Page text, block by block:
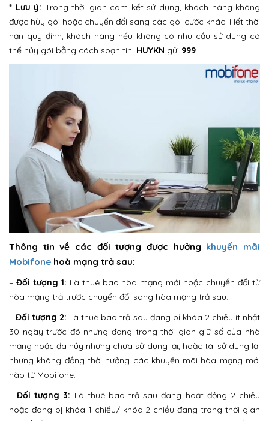
* Lưu ý: Trong thời gian cam kết sử dụng, khách hàng không
được hủy gói hoặc chuyển đổi sang các gói cước khác. Hết thời
hạn quy định, khách hàng nếu không có nhu cầu sử dụng có
thể hủy gói bằng cách soạn tin: HUYKN gửi 999
Thông tin về các đối tượng được hưởng khuyến mãi
Mobifone hoà mạng trả sau:
– Đối tượng 1: Là thuê bao hòa mạng mới hoặc chuyển đổi từ
hòa mạng trả trước chuyển đổi sang hòa mạng trả sau.
–Đối tượng 2: Là thuê bao trả sau đang bị khóa 2 chiều ít nhất
30 ngày trước đó nhưng đang trong thời gian giữ số của nhà
mạng hoặc đã hủy nhưng chưa sử dụng lại, hoặc tái sử dụng lại
nhưng không đồng thời hưởng các khuyến mãi hòa mạng mới
nào từ Mobifone.
–Đối tượng 3: Là thuê bao trả sau đang hoạt động 2 chiều
hoặc đang bị khóa 1 chiều/ khóa 2 chiều đang trong thời gian